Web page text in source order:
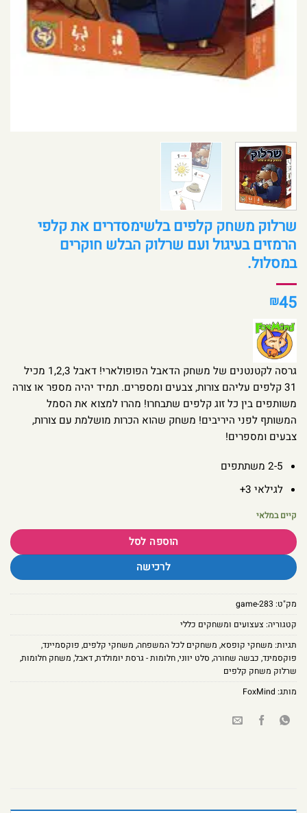
שרלוק משחק קלפים בלשימסדרים את קלפי
הרמזים בעיגול ועם שרלוק הבלש חוקרים
במסלול.
₪45
גרסה לקטנטנים של משחק הדאבל הפופולארי! דאבל 1,2,3 מכיל
31 קלפים עליהם צורות, צבעים ומספרים. תמיד יהיה מספר או צורה
משותפים בין כל זוג קלפים שתבחרו! מהרו למצוא את הסמל
המשותף לפני היריבים! משחק שהוא הכרות מושלמת עם צורות,
צבעים ומספרים!
2-5 משתתפים
לגילאי 3+
קיים במלאי
הוספה לסל
לרכישה
מק"ט: game-283
קטגוריה: צעצועים ומשחקים כללי
תגיות: משחקי קופסא, משחקים לכל המשפחה, משחקי קלפים, פוקסמיינד,
פוקסמינד, כבשה שחורה, סלט יווני,חלומות - גרסת יומולדת,דאבל, משחק חלומות,
שרלוק משחק קלפים
מותג: FoxMind